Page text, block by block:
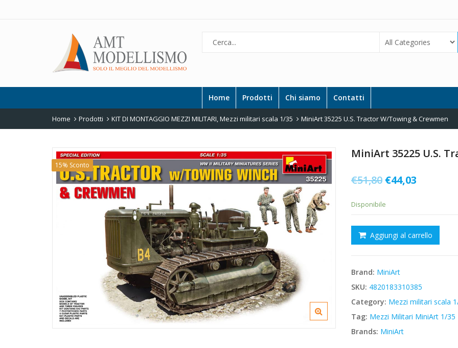
Home Prodotti Chi siamo Contatti
Home Prodotti KIT DI MONTAGGIO MEZZI MILITARI,Mezzi militari scala 1/35 MiniArt 35225 U.S. Tractor W/Towing & Crewmen
15% Sconto
MiniArt 35225 U.S.
€51,80 Il
era:
€51,80.
€44,03
è:
€44,03.
Disponibile
Aggiungi al carrello
Brand: MiniArt
SKU: 4820183310385
Category: Mezzi militari scala
Tag: Mezzi Militari MiniArt 1/35
Brands: MiniArt